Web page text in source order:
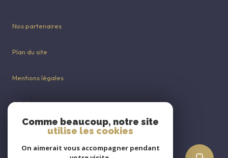
Nos partenaires
Plan du site
Mentions légales
Admin
Nos honoraires
Comme beaucoup, notre site
utilise les cookies
On aimerait vous accompagner pendant